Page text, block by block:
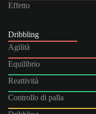
Effetto
Dribbling
Agilità
Equilibrio
Reattività
Controllo di palla